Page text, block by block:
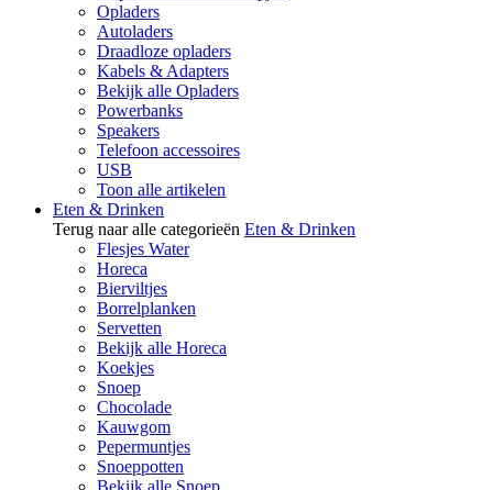
Opladers
Autoladers
Draadloze opladers
Kabels & Adapters
Bekijk alle Opladers
Powerbanks
Speakers
Telefoon accessoires
USB
Toon alle artikelen
Eten & Drinken
Terug naar alle categorieën Eten & Drinken
Flesjes Water
Horeca
Bierviltjes
Borrelplanken
Servetten
Bekijk alle Horeca
Koekjes
Snoep
Chocolade
Kauwgom
Pepermuntjes
Snoeppotten
Bekijk alle Snoep